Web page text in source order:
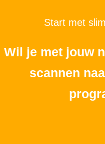
Start met
Wil je met jouw
scannen